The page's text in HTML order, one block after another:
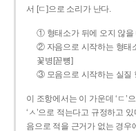
서 [ㄷ]으로 소리가 난다.
① 형태소가 뒤에 오지 않을
② 자음으로 시작하는 형태
꽃병[꼳뼝]
③ 모음으로 시작하는 실질
이 조항에서는 이 가운데 ‘ㄷ’
‘ㅅ’으로 적는다고 규정하고
음으로 적을 근거가 없는 경우